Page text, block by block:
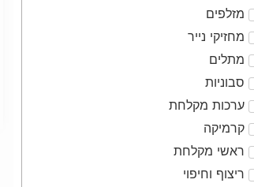
מזלפים
מחזיקי נייר
מתלים
סבוניות
ערכות מקלחת
קרמיקה
ראשי מקלחת
ריצוף וחיפוי